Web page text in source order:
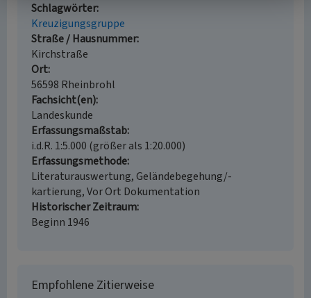
Schlagwörter
Kreuzigungsgruppe
Straße / Hausnummer
Kirchstraße
Ort
56598 Rheinbrohl
Fachsicht(en)
Landeskunde
Erfassungsmaßstab
i.d.R. 1:5.000 (größer als 1:20.000)
Erfassungsmethode
Literaturauswertung, Geländebegehung/-
kartierung, Vor Ort Dokumentation
Historischer Zeitraum
Beginn 1946
Empfohlene Zitierweise